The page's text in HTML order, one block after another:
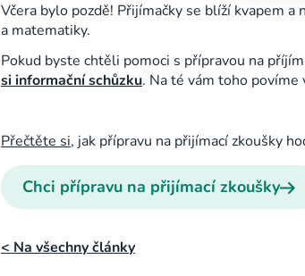
Včera bylo pozdě! Přijímačky se blíží kvapem a
a matematiky.
Pokud byste chtěli pomoci s přípravou na
si informační schůzku. Na té vám toho povíme
Přečtěte si, jak přípravu na přijímací zkoušky
Chci přípravu na přijímací zkoušky
< Na všechny články